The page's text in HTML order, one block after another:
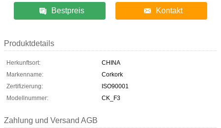
Bestpreis Kontakt
Produktdetails
Herkunftsort:
CHINA
Markenname:
Corkork
Zertifizierung:
ISO90001
Modellnummer:
CK_F3
Zahlung und Versand AGB